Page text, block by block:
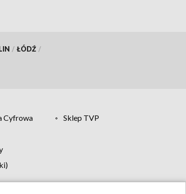
/ ŁÓDŹ /
Cyfrowa
Sklep TVP